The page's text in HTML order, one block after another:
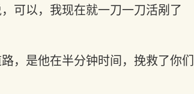
可以，我现在就一刀一刀活剐了
，是他在半分钟时间，挽救了你们